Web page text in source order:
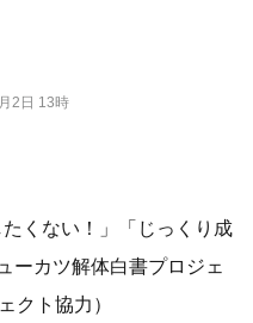
2日 13時
くない！」「じっくり成
ーカツ解体白書プロジェ
クト協力）